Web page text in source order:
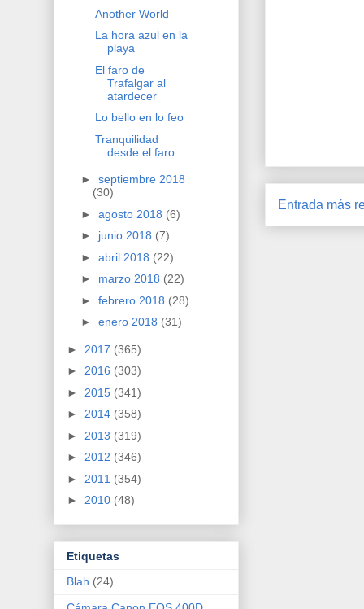
Entrada más
Another World
La hora azul en la
playa
El faro de
Trafalgar al
atardecer
Lo bello en lo feo
Tranquilidad
desde el faro
► septiembre 2018
(30)
► agosto 2018 (6)
► junio 2018 (7)
► abril 2018 (22)
► marzo 2018 (22)
► febrero 2018 (28)
► enero 2018 (31)
► 2017 (365)
► 2016 (303)
► 2015 (341)
► 2014 (358)
► 2013 (319)
► 2012 (346)
► 2011 (354)
► 2010 (48)
Etiquetas
Blah (24)